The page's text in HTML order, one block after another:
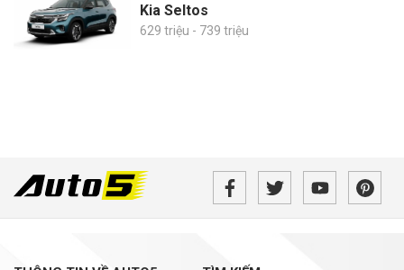
Kia Seltos
629 triệu - 739 triệu